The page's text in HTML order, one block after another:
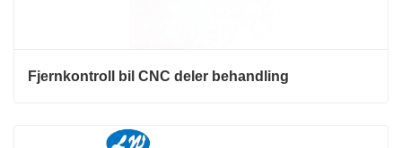
Fjernkontroll bil CNC deler behandling